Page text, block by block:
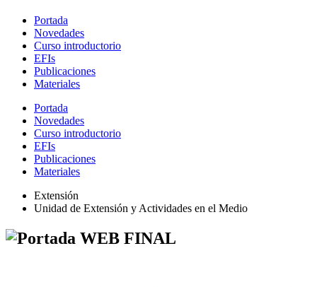
Portada
Novedades
Curso introductorio
EFIs
Publicaciones
Materiales
Portada
Novedades
Curso introductorio
EFIs
Publicaciones
Materiales
Extensión
Unidad de Extensión y Actividades en el Medio